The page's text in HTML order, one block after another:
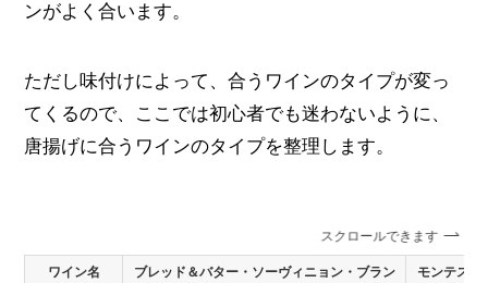
ンがよく合います。
ただし味付けによって、合うワインのタイプが変っ
てくるので、ここでは初心者でも迷わないように、
唐揚げに合うワインのタイプを整理します。
スクロールできます
ワイン名 ブレッド＆バター・ソーヴィニョン・ブラン モンテス